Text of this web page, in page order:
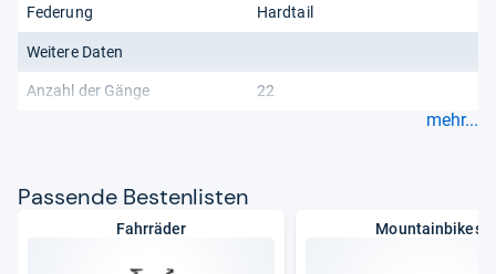
Federung Hardtail
Weitere Daten
Anzahl der Gänge 22
mehr...
Pas­sende Bes­ten­lis­ten
Fahrräder Mountainbikes